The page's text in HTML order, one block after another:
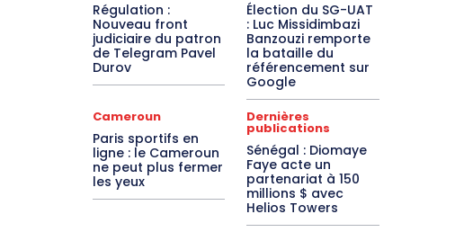
Régulation :
Nouveau front
judiciaire du patron
de Telegram Pavel
Durov
Élection du SG-UAT
: Luc Missidimbazi
Banzouzi remporte
la bataille du
référencement sur
Google
Cameroun
Paris sportifs en
ligne : le Cameroun
ne peut plus fermer
les yeux
Dernières
publications
Sénégal : Diomaye
Faye acte un
partenariat à 150
millions $ avec
Helios Towers